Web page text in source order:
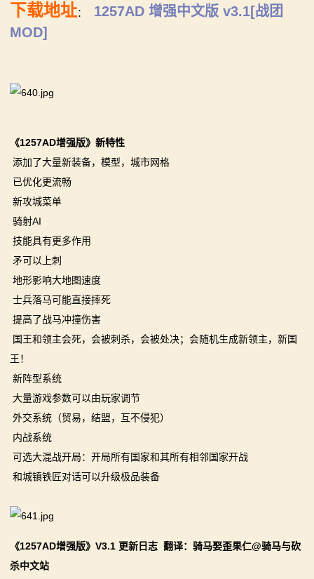
下载地址：
1257AD 增强中文版 v3.1[战团
MOD]
《1257AD增强版》新特性
添加了大量新装备，模型，城市网格
已优化更流畅
新攻城菜单
骑射AI
技能具有更多作用
矛可以上刺
地形影响大地图速度
士兵落马可能直接摔死
提高了战马冲撞伤害
国王和领主会死，会被刺杀，会被处决；会随机生成新领主，新国
王！
新阵型系统
大量游戏参数可以由玩家调节
外交系统（贸易，结盟，互不侵犯）
内战系统
可选大混战开局：开局所有国家和其所有相邻国家开战
和城镇铁匠对话可以升级极品装备
《1257AD增强版》V3.1 更新日志 翻译：骑马娶歪果仁@骑马与砍
杀中文站